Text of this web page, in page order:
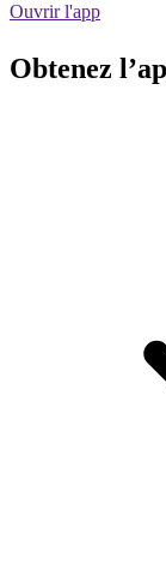
Ouvrir l'app
Obtenez